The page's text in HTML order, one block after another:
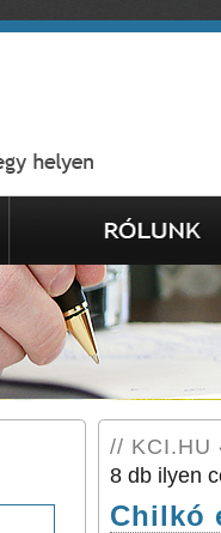
// KCI.HU
8 db ilyen
Chilkó